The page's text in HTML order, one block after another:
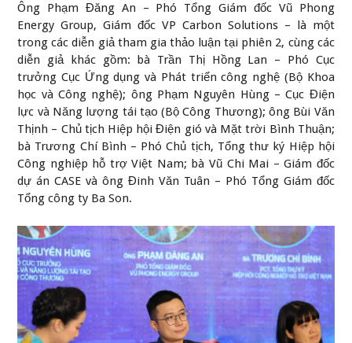
Ông Phạm Đăng An – Phó Tổng Giám đốc Vũ Phong
Energy Group, Giám đốc VP Carbon Solutions – là một
trong các diễn giả tham gia thảo luận tại phiên 2, cùng các
diễn giả khác gồm: bà Trần Thị Hồng Lan – Phó Cục
trưởng Cục Ứng dụng và Phát triển công nghệ (Bộ Khoa
học và Công nghệ); ông Phạm Nguyên Hùng – Cục Điện
lực và Năng lượng tái tạo (Bộ Công Thương); ông Bùi Văn
Thịnh – Chủ tịch Hiệp hội Điện gió và Mặt trời Bình Thuận;
bà Trương Chí Bình – Phó Chủ tịch, Tổng thư ký Hiệp hội
Công nghiệp hỗ trợ Việt Nam; bà Vũ Chi Mai – Giám đốc
dự án CASE và ông Đinh Văn Tuân – Phó Tổng Giám đốc
Tổng công ty Ba Son.